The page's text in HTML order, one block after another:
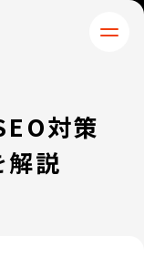
対策
解説